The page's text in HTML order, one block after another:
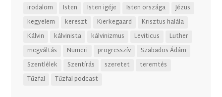
irodalom
Isten Isten igéje Isten országa
Jézus
kegyelem
kereszt Kierkegaard
Krisztus halála
Kálvin
kálvinista kálvinizmus Leviticus
Luther
megváltás
Numeri progresszív
Szabados Ádám
Szentlélek
Szentírás szeretet
teremtés
Tűzfal
Tűzfal podcast